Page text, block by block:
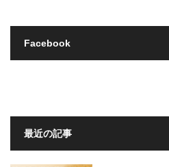
Facebook
最近の記事